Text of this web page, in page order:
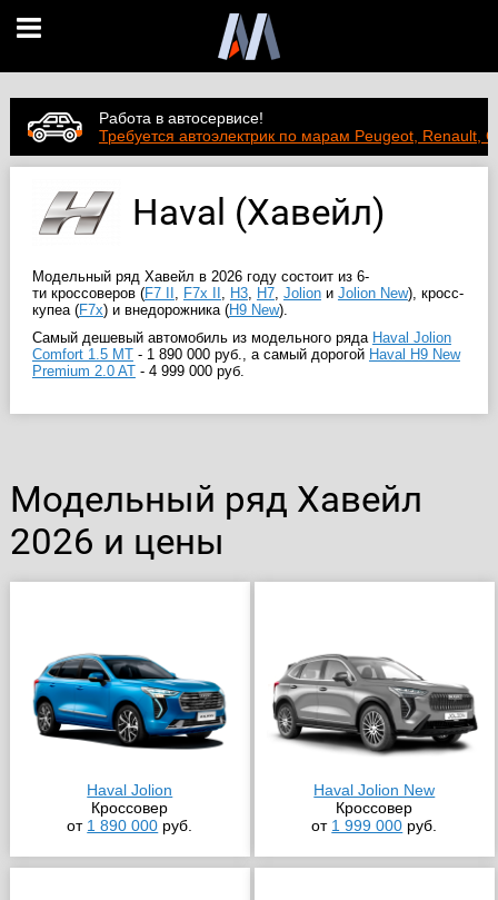
Работа в автосервисе!
Требуется автоэлектрик по марам Peugeot, Renault,
Haval (Хавейл)
Модельный ряд Хавейл в 2026 году состоит из 6-
ти кроссоверов (F7 II , F7x II , H3, H7, Jolionи Jolion New), кросс-
купеа (F7x) и внедорожника (H9 New).
Самый дешевый автомобиль из модельного ряда Haval Jolion
Comfort 1.5 MT- 1 890 000 руб., а самый дорогой Haval H9 New
Premium 2.0 AT- 4 999 000 руб.
Модельный ряд Хавейл
2026 и цены
Haval Jolion
Кроссовер
от 1 890 000 руб.
Haval Jolion New
Кроссовер
от 1 999 000 руб.